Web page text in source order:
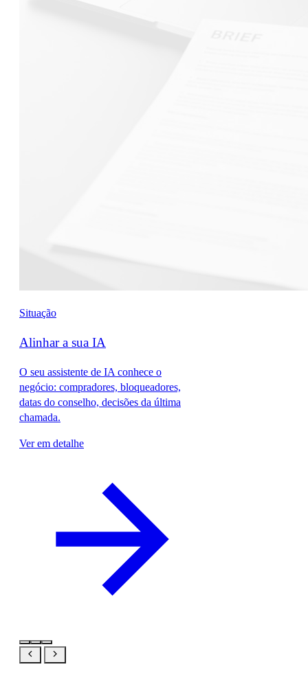
Situação
Alinhar a sua IA
O seu assistente de IA conhece o
negócio: compradores, bloqueadores,
datas do conselho, decisões da última
chamada.
Ver em detalhe